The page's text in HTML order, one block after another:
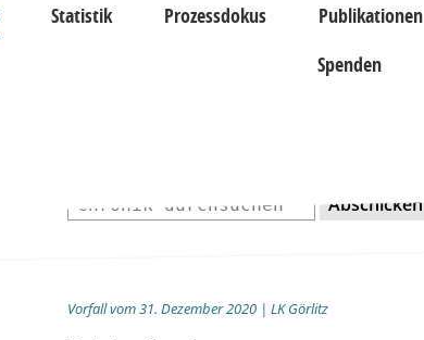
Statistik Prozessdokus Publikationen
Spenden
Abschicken
Vorfall vom 31. Dezember 2020 | LK Görlitz